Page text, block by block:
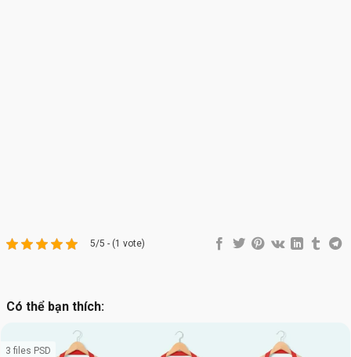
5/5 - (1 vote)
Có thể bạn thích:
3 files PSD